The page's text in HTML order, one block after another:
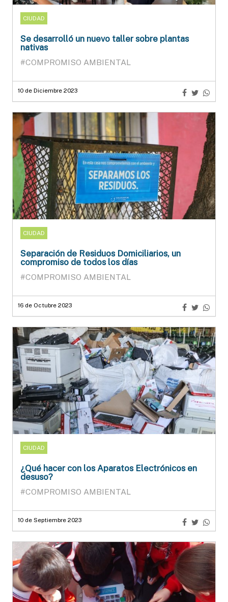
CIUDAD
Se desarrolló un nuevo taller sobre plantas
nativas
#COMPROMISO AMBIENTAL
10 de Diciembre 2023
CIUDAD
Separación de Residuos Domiciliarios, un
compromiso de todos los días
#COMPROMISO AMBIENTAL
16 de Octubre 2023
CIUDAD
¿Qué hacer con los Aparatos Electrónicos en
desuso?
#COMPROMISO AMBIENTAL
10 de Septiembre 2023